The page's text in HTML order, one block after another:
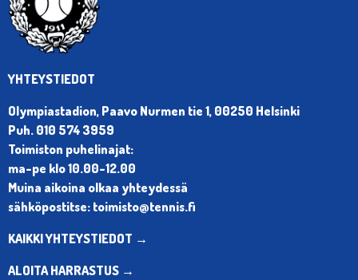
YHTEYSTIEDOT
Olympiastadion, Paavo Nurmen tie 1, 00250 Helsinki
Puh. 010 574 3959
Toimiston puhelinajat:
ma-pe klo 10.00-12.00
Muina aikoina olkaa yhteydessä
sähköpostitse: toimisto@tennis.fi
KAIKKI YHTEYSTIEDOT →
ALOITA HARRASTUS →